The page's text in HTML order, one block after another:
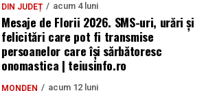
DIN JUDEȚ acum 4 luni
Mesaje de Florii 2026. SMS-uri, urări și
felicitări care pot fi transmise
persoanelor care îşi sărbătoresc
onomastica | teiusinfo.ro
MONDEN acum 12 luni